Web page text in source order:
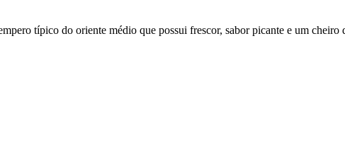
típico do oriente médio que possui frescor, sabor picante e um